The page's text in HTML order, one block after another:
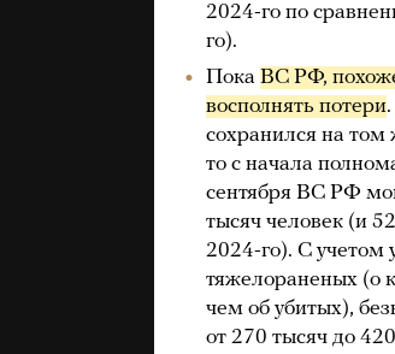
2024-го по
го).
Пока ВС РФ,
восполнять потери
сохранился на том
то с начала
сентября ВС РФ
тысяч человек (и
2024-го). С учетом
тяжелораненых (о
чем об убитых),
от 270 тысяч до